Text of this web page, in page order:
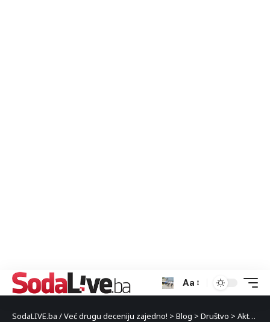
Aa
SodaLIVE.ba / Već drugu deceniju zajedno! > Blog > Društvo > Aktuelnosti